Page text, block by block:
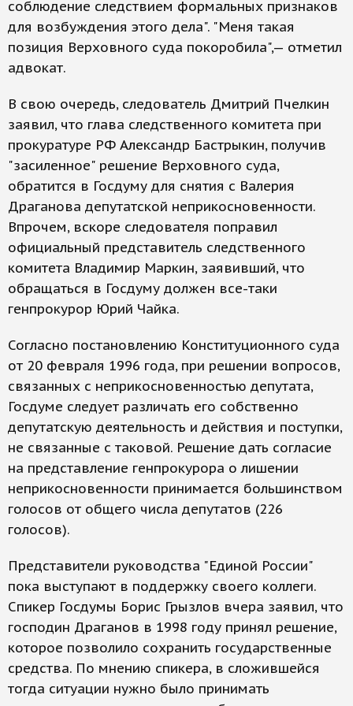
соблюдение следствием формальных признаков
для возбуждения этого дела". "Меня такая
позиция Верховного суда покоробила",— отметил
адвокат.
В свою очередь, следователь Дмитрий Пчелкин
заявил, что глава следственного комитета при
прокуратуре РФ Александр Бастрыкин, получив
"засиленное" решение Верховного суда,
обратится в Госдуму для снятия с Валерия
Драганова депутатской неприкосновенности.
Впрочем, вскоре следователя поправил
официальный представитель следственного
комитета Владимир Маркин, заявивший, что
обращаться в Госдуму должен все-таки
генпрокурор Юрий Чайка.
Согласно постановлению Конституционного суда
от 20 февраля 1996 года, при решении вопросов,
связанных с неприкосновенностью депутата,
Госдуме следует различать его собственно
депутатскую деятельность и действия и поступки,
не связанные с таковой. Решение дать согласие
на представление генпрокурора о лишении
неприкосновенности принимается большинством
голосов от общего числа депутатов (226
голосов).
Представители руководства "Единой России"
пока выступают в поддержку своего коллеги.
Спикер Госдумы Борис Грызлов вчера заявил, что
господин Драганов в 1998 году принял решение,
которое позволило сохранить государственные
средства. По мнению спикера, в сложившейся
тогда ситуации нужно было принимать